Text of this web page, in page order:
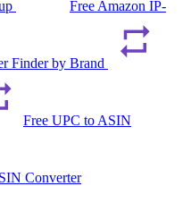
Free Amazon IP-
Finder by Brand
Free UPC to ASIN
Converter